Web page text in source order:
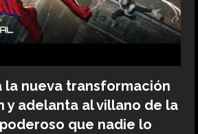
la nueva transformación
y adelanta al villano de la
que nadie lo